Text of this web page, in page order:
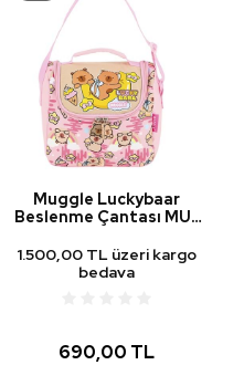
Muggle Luckybaar
Beslenme Çantası MU-
1.500,00 TL üzeri kargo
bedava
690,00 TL